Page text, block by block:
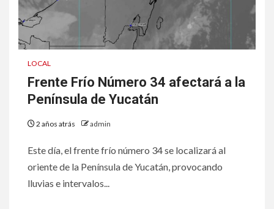
LOCAL
Frente Frío Número 34 afectará a la
Península de Yucatán
2 años atrás admin
Este día, el frente frío número 34 se localizará al
oriente de la Península de Yucatán, provocando
lluvias e intervalos...